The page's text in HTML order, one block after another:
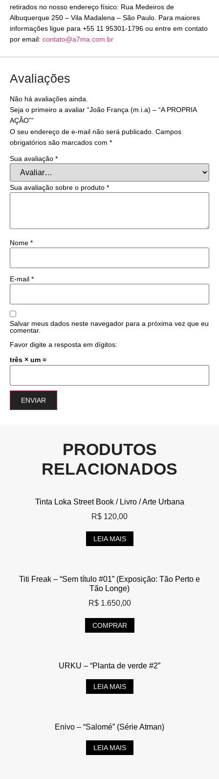
retirados no nosso endereço físico: Rua Medeiros de
Albuquerque 250 – Vila Madalena – São Paulo. Para maiores
informações ligue para +55 11 95301-1796 ou entre em contato
por email: contato@a7ma.com.br
Avaliações
Não há avaliações ainda.
Seja o primeiro a avaliar “João França (m.i.a) – “A PROPRIA
AÇÃO””
O seu endereço de e-mail não será publicado. Campos
obrigatórios são marcados com *
Sua avaliação *
Sua avaliação sobre o produto *
Nome *
E-mail *
Salvar meus dados neste navegador para a próxima vez que eu
comentar.
Favor digite a resposta em dígitos:
três × um =
PRODUTOS
RELACIONADOS
Tinta Loka Street Book / Livro / Arte Urbana
R$ 120,00
LEIA MAIS
Titi Freak – “Sem título #01” (Exposição: Tão Perto e
Tão Longe)
R$1.650,00
COMPRAR
URKU – “Planta de verde #2”
LEIA MAIS
Enivo – “Salomé” (Série Atman)
LEIA MAIS